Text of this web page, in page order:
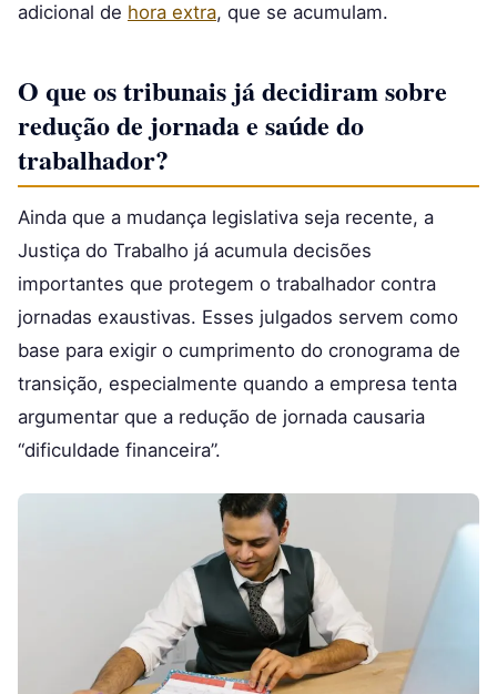
adicional de hora extra, que se acumulam.
O que os tribunais já decidiram sobre
redução de jornada e saúde do
trabalhador?
Ainda que a mudança legislativa seja recente, a
Justiça do Trabalho já acumula decisões
importantes que protegem o trabalhador contra
jornadas exaustivas. Esses julgados servem como
base para exigir o cumprimento do cronograma de
transição, especialmente quando a empresa tenta
argumentar que a redução de jornada causaria
“dificuldade financeira”.